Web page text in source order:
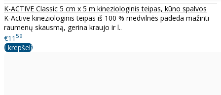
K-ACTIVE Classic 5 cm x 5 m kineziologinis teipas, kūno spalvos
K-Active kineziologinis teipas iš 100 % medvilnės padeda mažinti
raumenų skausmą, gerina kraujo ir l..
€11 59
Į krepšelį